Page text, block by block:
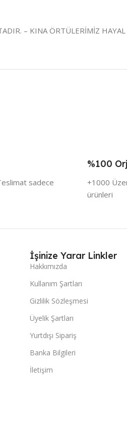
– KINA ÖRTÜLERİMİZ
sadece
%100
+1000
ürünleri
İşinize Yarar Linkler
Hakkımızda
Kullanım Şartları
Gizlilik Sözleşmesi
Üyelik Şartları
Yurtdışı Sipariş
Banka Bilgileri
İletişim